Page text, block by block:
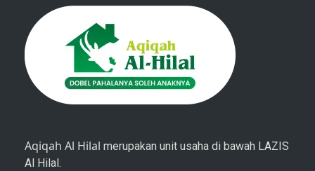
Aqiqah Al Hilal merupakan unit usaha di bawah LAZIS
Al Hilal.